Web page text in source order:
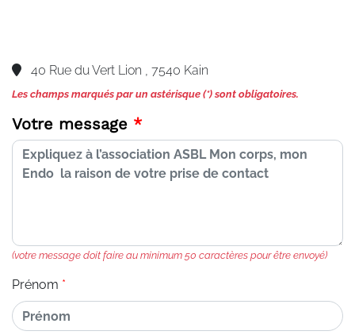
40 Rue du Vert Lion , 7540 Kain
Les champs marqués par un astérisque (*) sont obligatoires.
Votre message
(votre message doit faire au minimum 50 caractères pour être envoyé)
Prénom